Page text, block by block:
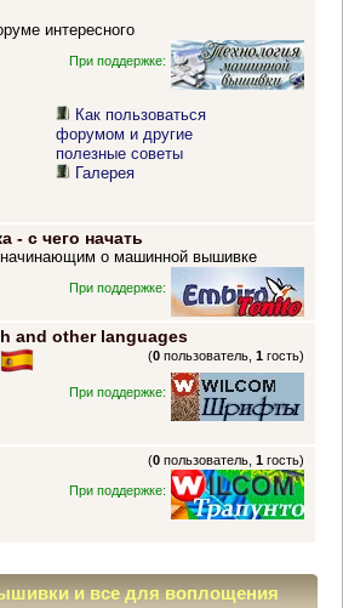
интересного
При поддержке:
Как пользоваться
форумом и другие
полезные советы
Галерея
с чего начать
начинающим о машинной вышивке
При поддержке:
and other languages
(0 пользователь,1 гость)
При поддержке:
(0 пользователь,1 гость)
При поддержке:
и все для воплощения